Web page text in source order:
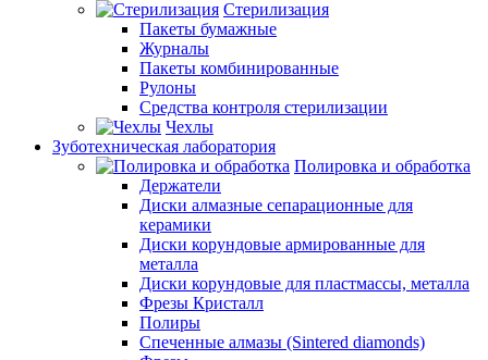
Стерилизация
Пакеты бумажные
Журналы
Пакеты комбинированные
Рулоны
Средства контроля стерилизации
Чехлы
Зуботехническая лаборатория
Полировка и обработка
Держатели
Диски алмазные сепарационные для
керамики
Диски корундовые армированные для
металла
Диски корундовые для пластмассы, металла
Фрезы Кристалл
Полиры
Спеченные алмазы (Sintered diamonds)